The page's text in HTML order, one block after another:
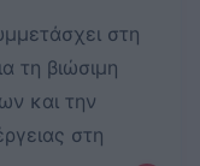
στη
τη βιώσιμη
και την
στη